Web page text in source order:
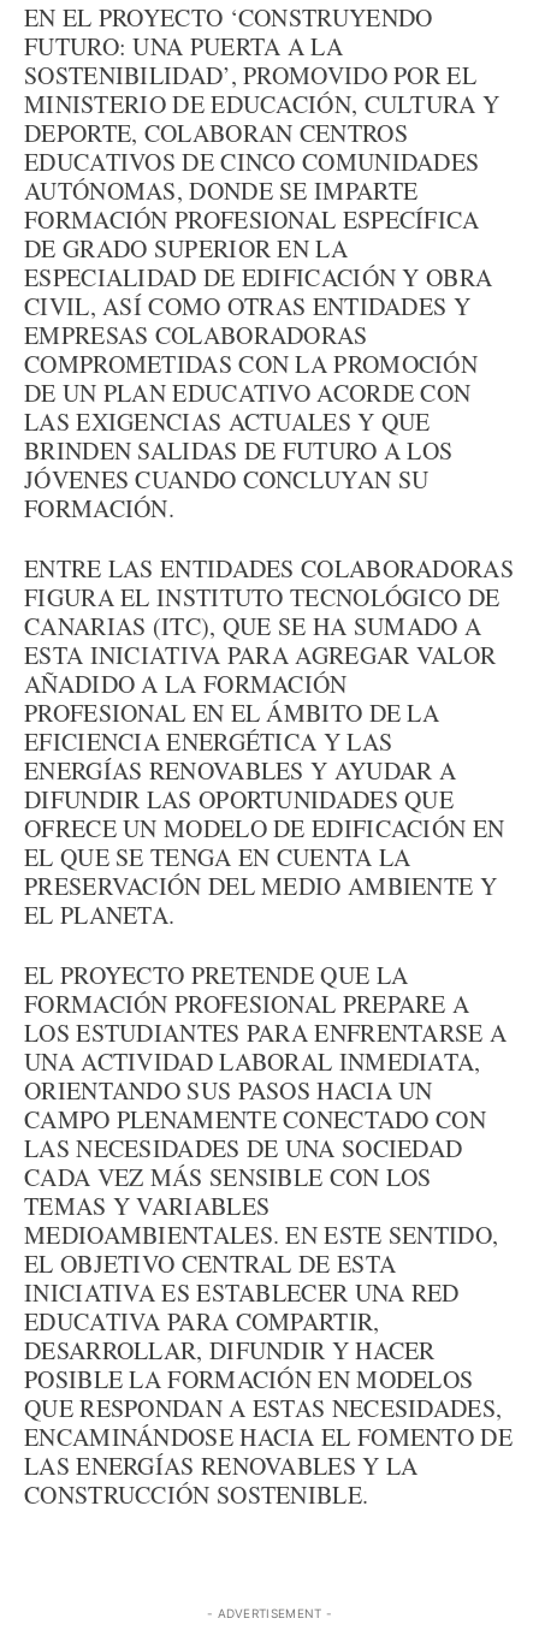
EN EL PROYECTO ‘CONSTRUYENDO
FUTURO: UNA PUERTA A LA
SOSTENIBILIDAD’, PROMOVIDO POR EL
MINISTERIO DE EDUCACIÓN, CULTURA Y
DEPORTE, COLABORAN CENTROS
EDUCATIVOS DE CINCO COMUNIDADES
AUTÓNOMAS, DONDE SE IMPARTE
FORMACIÓN PROFESIONAL ESPECÍFICA
DE GRADO SUPERIOR EN LA
ESPECIALIDAD DE EDIFICACIÓN Y OBRA
CIVIL, ASÍ COMO OTRAS ENTIDADES Y
EMPRESAS COLABORADORAS
COMPROMETIDAS CON LA PROMOCIÓN
DE UN PLAN EDUCATIVO ACORDE CON
LAS EXIGENCIAS ACTUALES Y QUE
BRINDEN SALIDAS DE FUTURO A LOS
JÓVENES CUANDO CONCLUYAN SU
FORMACIÓN.
ENTRE LAS ENTIDADES COLABORADORAS
FIGURA EL INSTITUTO TECNOLÓGICO DE
CANARIAS (ITC), QUE SE HA SUMADO A
ESTA INICIATIVA PARA AGREGAR VALOR
AÑADIDO A LA FORMACIÓN
PROFESIONAL EN EL ÁMBITO DE LA
EFICIENCIA ENERGÉTICA Y LAS
ENERGÍAS RENOVABLES Y AYUDAR A
DIFUNDIR LAS OPORTUNIDADES QUE
OFRECE UN MODELO DE EDIFICACIÓN EN
EL QUE SE TENGA EN CUENTA LA
PRESERVACIÓN DEL MEDIO AMBIENTE Y
EL PLANETA.
EL PROYECTO PRETENDE QUE LA
FORMACIÓN PROFESIONAL PREPARE A
LOS ESTUDIANTES PARA ENFRENTARSE A
UNA ACTIVIDAD LABORAL INMEDIATA,
ORIENTANDO SUS PASOS HACIA UN
CAMPO PLENAMENTE CONECTADO CON
LAS NECESIDADES DE UNA SOCIEDAD
CADA VEZ MÁS SENSIBLE CON LOS
TEMAS Y VARIABLES
MEDIOAMBIENTALES. EN ESTE SENTIDO,
EL OBJETIVO CENTRAL DE ESTA
INICIATIVA ES ESTABLECER UNA RED
EDUCATIVA PARA COMPARTIR,
DESARROLLAR, DIFUNDIR Y HACER
POSIBLE LA FORMACIÓN EN MODELOS
QUE RESPONDAN A ESTAS NECESIDADES,
ENCAMINÁNDOSE HACIA EL FOMENTO DE
LAS ENERGÍAS RENOVABLES Y LA
CONSTRUCCIÓN SOSTENIBLE.
- ADVERTISEMENT -